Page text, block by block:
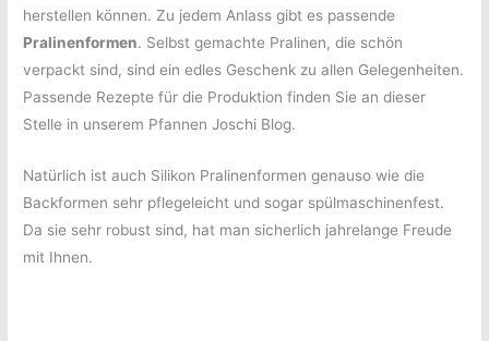
herstellen können. Zu jedem Anlass gibt es passende
Pralinenformen. Selbst gemachte Pralinen, die schön
verpackt sind, sind ein edles Geschenk zu allen Gelegenheiten.
Passende Rezepte für die Produktion finden Sie an dieser
Stelle in unserem Pfannen Joschi Blog.
Natürlich ist auch Silikon Pralinenformen genauso wie die
Backformen sehr pflegeleicht und sogar spülmaschinenfest.
Da sie sehr robust sind, hat man sicherlich jahrelange Freude
mit Ihnen.